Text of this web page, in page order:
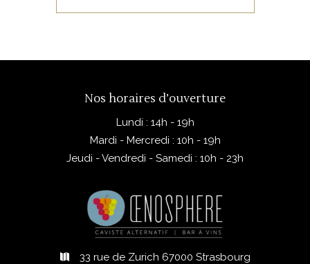
Nos horaires d’ouverture
Lundi : 14h - 19h
Mardi - Mercredi : 10h - 19h
Jeudi - Vendredi - Samedi : 10h - 23h
33 rue de Zurich 67000 Strasbourg